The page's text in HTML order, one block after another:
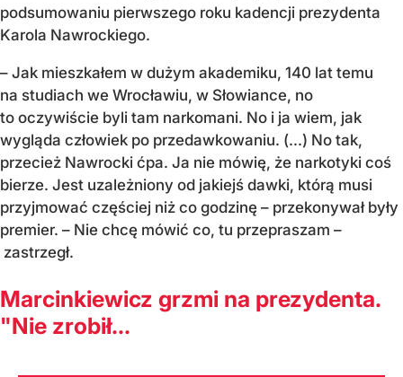
podsumowaniu pierwszego roku kadencji prezydenta
Karola Nawrockiego.
– Jak mieszkałem w dużym akademiku, 140 lat temu
na studiach we Wrocławiu, w Słowiance, no
to oczywiście byli tam narkomani. No i ja wiem, jak
wygląda człowiek po przedawkowaniu. (...) No tak,
przecież Nawrocki ćpa. Ja nie mówię, że narkotyki coś
bierze. Jest uzależniony od jakiejś dawki, którą musi
przyjmować częściej niż co godzinę – przekonywał były
premier. – Nie chcę mówić co, tu przepraszam –
zastrzegł.
Marcinkiewicz grzmi na prezydenta.
"Nie zrobił...